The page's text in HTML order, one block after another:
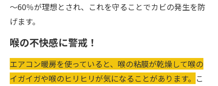
～60％が理想とされ、これを守ることでカビの発生を防
げます。
喉の不快感に警戒！
エアコン暖房を使っていると、喉の粘膜が乾燥して喉の
イガイガや喉のヒリヒリが気になることがあります。 こ